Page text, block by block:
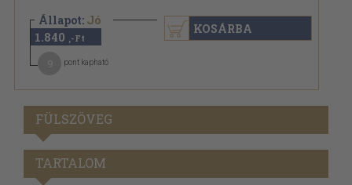
Állapot: Jó
1.840 ,-Ft
pont kapható
KOSÁRBA
FÜLSZÖVEG
TARTALOM